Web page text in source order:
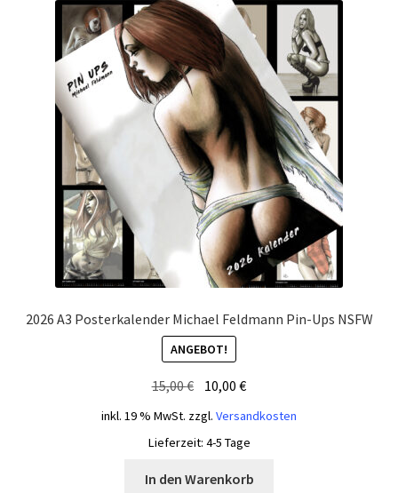
2026 A3 Posterkalender Michael Feldmann Pin-Ups NSFW
ANGEBOT!
15,00€ Ursprünglicher
war:
15,00 €
10,00€Aktueller
10,00 €.
inkl. 19 % MwSt. zzgl. Versandkosten
Lieferzeit: 4-5 Tage
In den Warenkorb